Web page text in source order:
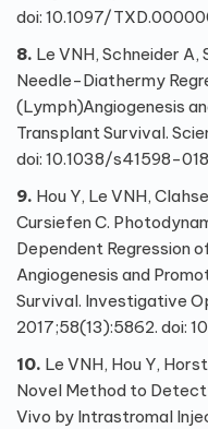
doi: 10.1097/
8. Le VNH, Schneider A,
Needle-Diathermy
(Lymph)Angiogenesis
Transplant Survival.
doi: 10.1038/s41598-
9. Hou Y, Le VNH,
Cursiefen C.
Dependent Regression
Angiogenesis and
Survival. Investigative
2017;58(13):5862. doi:
10. Le VNH, Hou Y,
Novel Method to
Vivo by Intrastromal